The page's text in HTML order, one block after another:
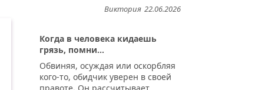
22.06.2026
Виктория
Когда в человека кидаешь
грязь, помни...
Обвиняя, осуждая или оскорбляя
кого-то, обидчик уверен в своей